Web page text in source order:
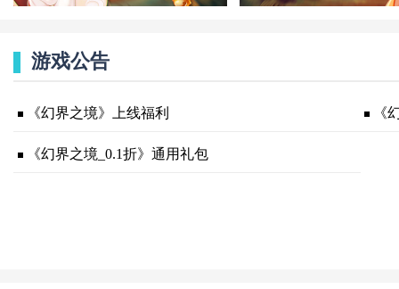
游戏公告
《幻界之境》上线福利 《
《幻界之境_0.1折》通用礼包